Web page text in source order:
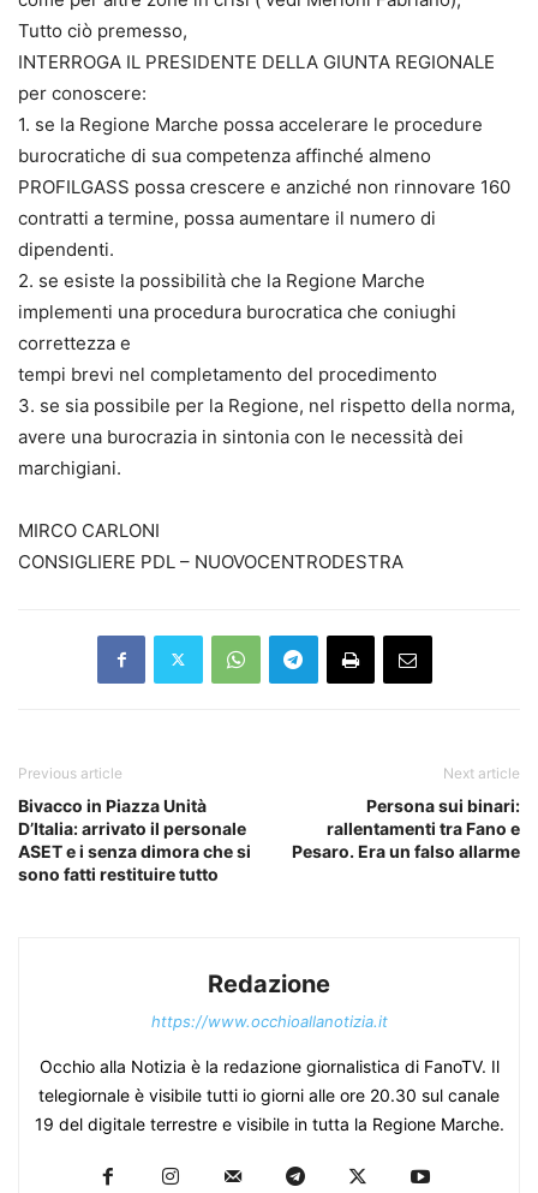
Tutto ciò premesso,
INTERROGA IL PRESIDENTE DELLA GIUNTA REGIONALE
per conoscere:
1. se la Regione Marche possa accelerare le procedure
burocratiche di sua competenza affinché almeno
PROFILGASS possa crescere e anziché non rinnovare 160
contratti a termine, possa aumentare il numero di
dipendenti.
2. se esiste la possibilità che la Regione Marche
implementi una procedura burocratica che coniughi
correttezza e
tempi brevi nel completamento del procedimento
3. se sia possibile per la Regione, nel rispetto della norma,
avere una burocrazia in sintonia con le necessità dei
marchigiani.
MIRCO CARLONI
CONSIGLIERE PDL – NUOVOCENTRODESTRA
Previous article
Bivacco in Piazza Unità
D’Italia: arrivato il personale
ASET e i senza dimora che si
sono fatti restituire tutto
Next article
Persona sui binari:
rallentamenti tra Fano e
Pesaro. Era un falso allarme
Redazione
https://www.occhioallanotizia.it
Occhio alla Notizia è la redazione giornalistica di FanoTV. Il
telegiornale è visibile tutti io giorni alle ore 20.30 sul canale
19 del digitale terrestre e visibile in tutta la Regione Marche.